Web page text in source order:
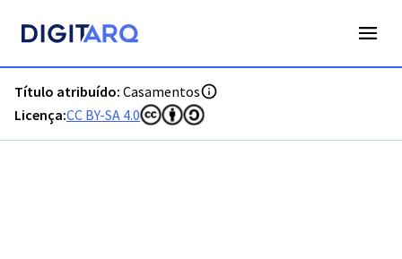
Título atribuído: Casamentos
Licença:CC BY-SA 4.0